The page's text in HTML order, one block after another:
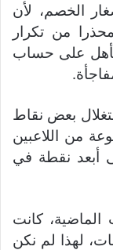
الخصم، لأن
من تكرار
على حساب
بعض نقاط
من اللاعبين
أبعد نقطة في
الماضية، كانت
لهذا لم نكن